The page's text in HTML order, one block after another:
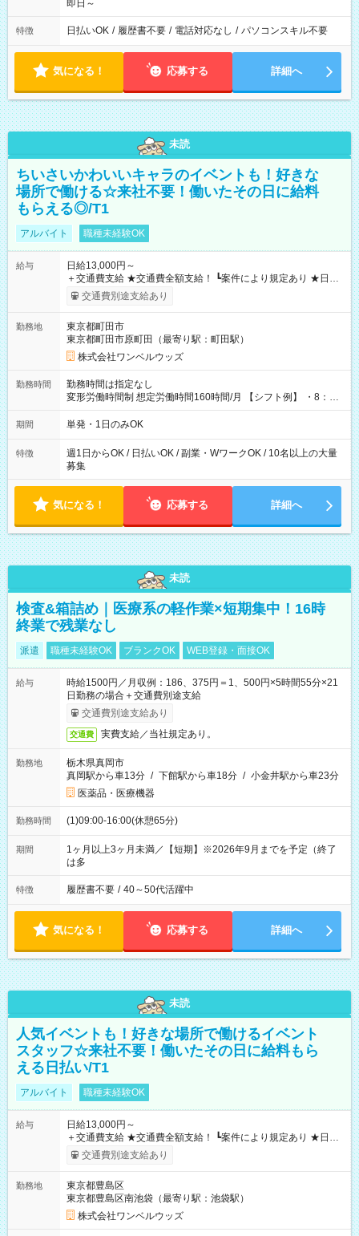
即日～
特徴 日払いOK / 履歴書不要 / 電話対応なし / パソコンスキル不要
気になる！ 応募する 詳細へ
未読
ちいさいかわいいキャラのイベントも！好きな
場所で働ける☆来社不要！働いたその日に給料
もらえる◎/T1
アルバイト 職種未経験OK
給与
日給13,000円～
＋交通費支給 ★交通費全額支給！ ┗案件により規定あり ★日払
いOK！（規定あり） ┗働いたその日に現金GET♪ お仕事後はコ
ンビニATMから 日払い分を引き落とせます！ 【試用期間】試
交通費別途支給あり
勤務地
東京都町田市
東京都町田市原町田（最寄り駅：町田駅）
株式会社ワンベルウッズ
勤務時間
勤務時間は指定なし
変形労働時間制 想定労働時間160時間/月 【シフト例】 ・8：00
～21：00
期間 単発・1日のみOK
特徴
週1日からOK / 日払いOK / 副業・WワークOK / 10名以上の大量
募集
気になる！ 応募する 詳細へ
未読
検査&箱詰め｜医療系の軽作業×短期集中！16時
終業で残業なし
派遣 職種未経験OK ブランクOK WEB登録・面接OK
給与
時給1500円／月収例：186、375円＝1、500円×5時間55分×21
日勤務の場合＋交通費別途支給
交通費別途支給あり
交通費 実費支給／当社規定あり。
勤務地
栃木県真岡市
真岡駅から車13分 / 下館駅から車18分 / 小金井駅から車23分
医薬品・医療機器
勤務時間 (1)09:00-16:00(休憩65分)
期間
1ヶ月以上3ヶ月未満／【短期】※2026年9月までを予定（終了
は多
特徴 履歴書不要 / 40～50代活躍中
気になる！ 応募する 詳細へ
未読
人気イベントも！好きな場所で働けるイベント
スタッフ☆来社不要！働いたその日に給料もら
える日払い/T1
アルバイト 職種未経験OK
給与
日給13,000円～
＋交通費支給 ★交通費全額支給！ ┗案件により規定あり ★日払
いOK！（規定あり） ┗働いたその日に現金GET♪ お仕事後はコ
ンビニATMから 日払い分を引き落とせます！ 【試用期間】試
交通費別途支給あり
勤務地
東京都豊島区
東京都豊島区南池袋（最寄り駅：池袋駅）
株式会社ワンベルウッズ